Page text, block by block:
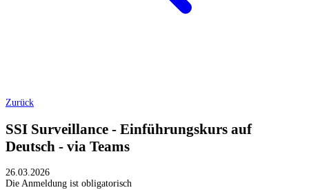
Zurück
SSI Surveillance - Einführungskurs auf
Deutsch - via Teams
26.03.2026
Die Anmeldung ist obligatorisch